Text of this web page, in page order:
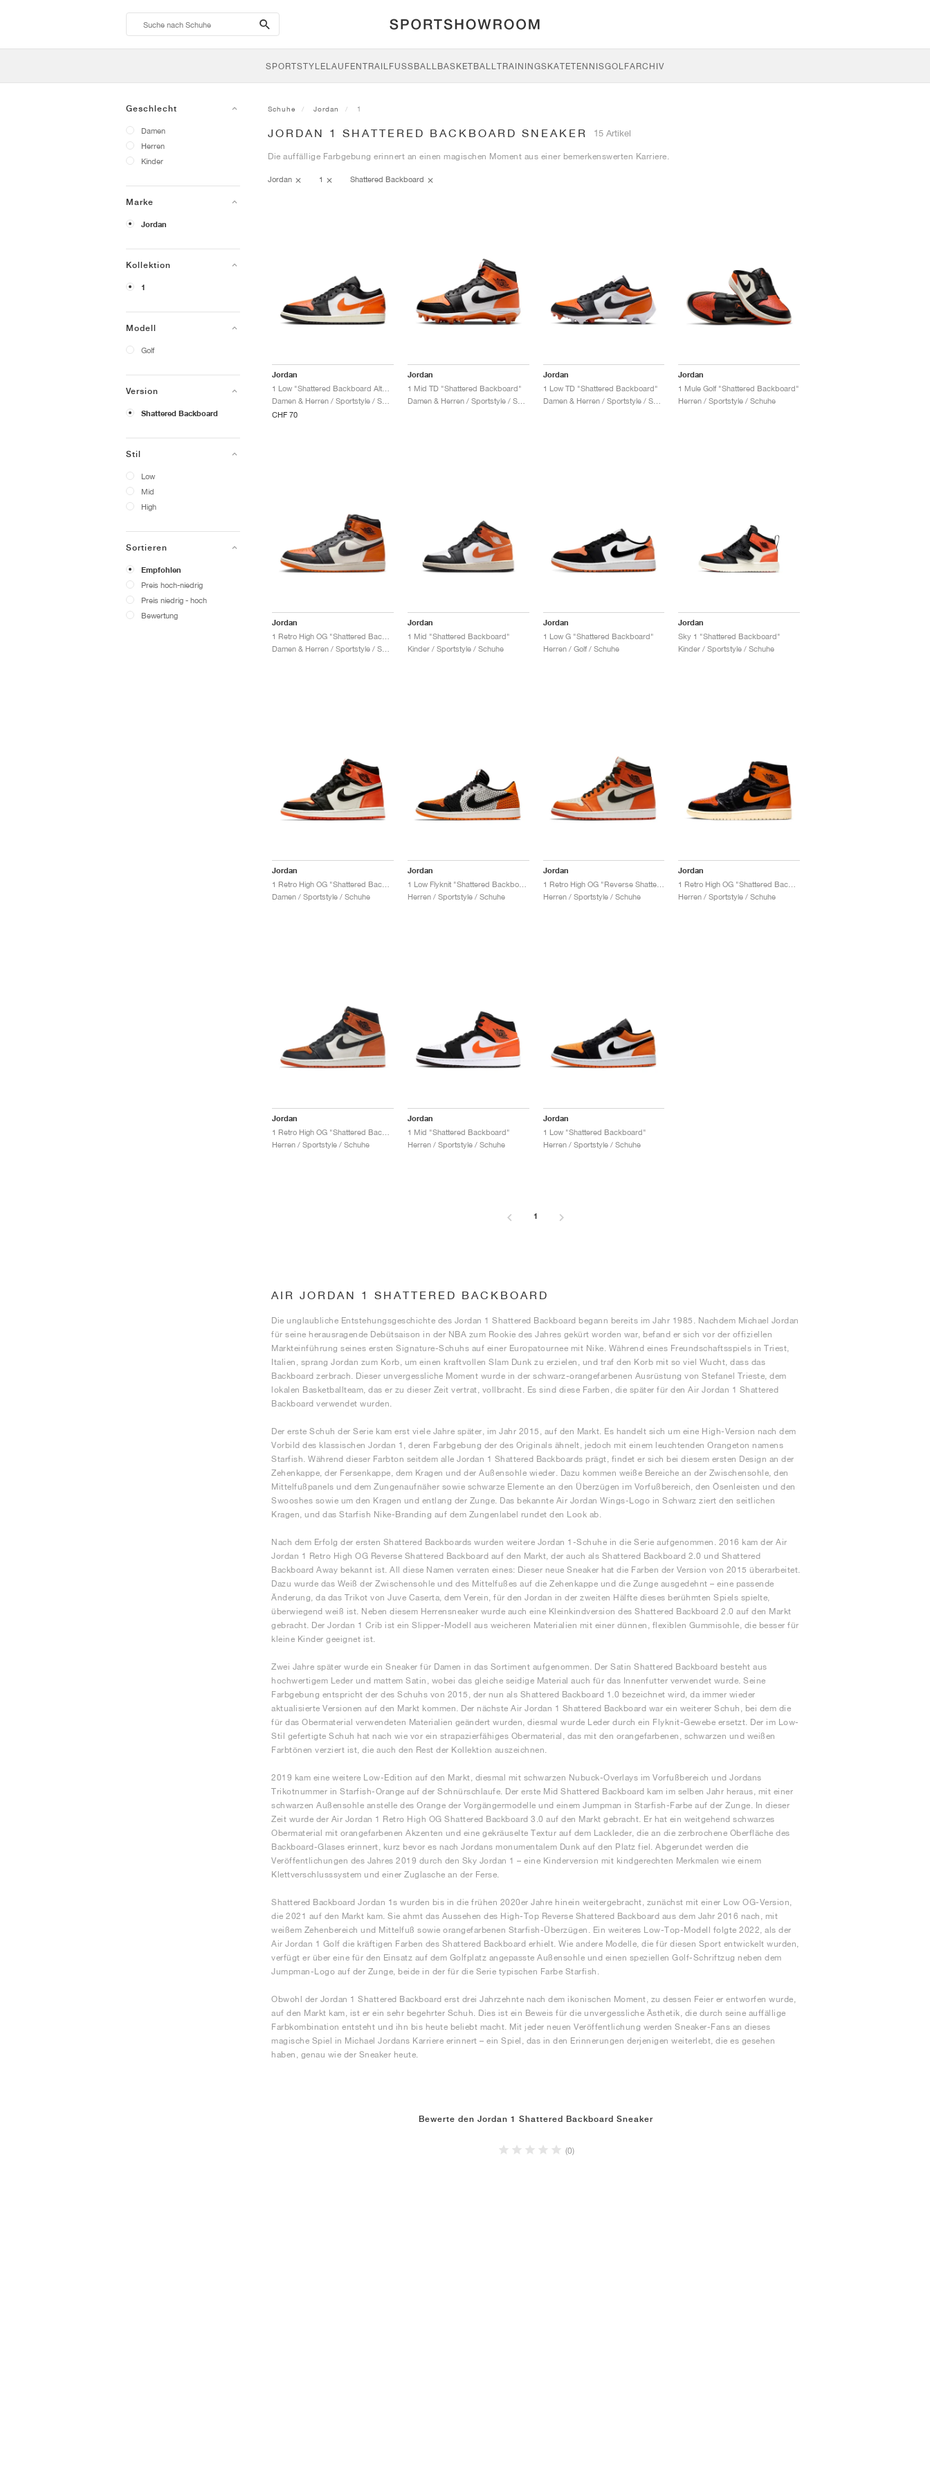
search-
btn
SPORTSTYLELAUFENTRAILFUSSBALL BASKETBALLTRAININGSKATETENNISGOLFARCHIV
Geschlecht
Damen
Herren
Kinder
Marke
Jordan
Kollektion
1
Modell
Golf
Version
Shattered Backboard
Stil
Low
Mid
High
Sortieren
Empfohlen
Preis hoch-niedrig
Preis niedrig - hoch
Bewertung
Schuhe Jordan 1
JORDAN 1 SHATTERED BACKBOARD SNEAKER 15 Artikel
Die auffällige Farbgebung erinnert an einen magischen Moment aus einer bemerkenswerten Karriere.
Jordan 1 Shattered Backboard
Jordan
CHF 70
Jordan
1 Mid TD "Shattered Backboard"
Damen & Herren / Sportstyle / Schuhe
Jordan
1 Low TD "Shattered Backboard"
Damen & Herren / Sportstyle / Schuhe
Jordan
1 Mule Golf "Shattered Backboard"
Herren / Sportstyle / Schuhe
Jordan Jordan
1 Mid "Shattered Backboard"
Kinder / Sportstyle / Schuhe
Jordan
1 Low G "Shattered Backboard"
Herren / Golf / Schuhe
Jordan
Sky 1 "Shattered Backboard"
Kinder / Sportstyle / Schuhe
Jordan
Damen / Sportstyle / Schuhe
Jordan
1 Low Flyknit "Shattered Backboard"
Herren / Sportstyle / Schuhe
Jordan
1 Retro High OG "Reverse Shattered Backboard"
Herren / Sportstyle / Schuhe
Jordan
Herren / Sportstyle / Schuhe
Jordan
Herren / Sportstyle / Schuhe
Jordan
1 Mid "Shattered Backboard"
Herren / Sportstyle / Schuhe
Jordan
1 Low "Shattered Backboard"
Herren / Sportstyle / Schuhe
1
AIR JORDAN 1 SHATTERED BACKBOARD
Die unglaubliche Entstehungsgeschichte des Jordan 1 Shattered Backboard begann bereits im Jahr 1985. Nachdem Michael Jordan
für seine herausragende Debütsaison in der NBA zum Rookie des Jahres gekürt worden war, befand er sich vor der offiziellen
Markteinführung seines ersten Signature-Schuhs auf einer Europatournee mit Nike. Während eines Freundschaftsspiels in Triest,
Italien, sprang Jordan zum Korb, um einen kraftvollen Slam Dunk zu erzielen, und traf den Korb mit so viel Wucht, dass das
Backboard zerbrach. Dieser unvergessliche Moment wurde in der schwarz-orangefarbenen Ausrüstung von Stefanel Trieste, dem
lokalen Basketballteam, das er zu dieser Zeit vertrat, vollbracht. Es sind diese Farben, die später für den Air Jordan 1 Shattered
Backboard verwendet wurden.
Der erste Schuh der Serie kam erst viele Jahre später, im Jahr 2015, auf den Markt. Es handelt sich um eine High-Version nach dem
Vorbild des klassischen Jordan 1, deren Farbgebung der des Originals ähnelt, jedoch mit einem leuchtenden Orangeton namens
Starfish. Während dieser Farbton seitdem alle Jordan 1 Shattered Backboards prägt, findet er sich bei diesem ersten Design an der
Zehenkappe, der Fersenkappe, dem Kragen und der Außensohle wieder. Dazu kommen weiße Bereiche an der Zwischensohle, den
Mittelfußpanels und dem Zungenaufnäher sowie schwarze Elemente an den Überzügen im Vorfußbereich, den Ösenleisten und den
Swooshes sowie um den Kragen und entlang der Zunge. Das bekannte Air Jordan Wings-Logo in Schwarz ziert den seitlichen
Kragen, und das Starfish Nike-Branding auf dem Zungenlabel rundet den Look ab.
Nach dem Erfolg der ersten Shattered Backboards wurden weitere Jordan 1-Schuhe in die Serie aufgenommen. 2016 kam der Air
Jordan 1 Retro High OG Reverse Shattered Backboard auf den Markt, der auch als Shattered Backboard 2.0 und Shattered
Backboard Away bekannt ist. All diese Namen verraten eines: Dieser neue Sneaker hat die Farben der Version von 2015 überarbeitet.
Dazu wurde das Weiß der Zwischensohle und des Mittelfußes auf die Zehenkappe und die Zunge ausgedehnt – eine passende
Änderung, da das Trikot von Juve Caserta, dem Verein, für den Jordan in der zweiten Hälfte dieses berühmten Spiels spielte,
überwiegend weiß ist. Neben diesem Herrensneaker wurde auch eine Kleinkindversion des Shattered Backboard 2.0 auf den Markt
gebracht. Der Jordan 1 Crib ist ein Slipper-Modell aus weicheren Materialien mit einer dünnen, flexiblen Gummisohle, die besser für
kleine Kinder geeignet ist.
Zwei Jahre später wurde ein Sneaker für Damen in das Sortiment aufgenommen. Der Satin Shattered Backboard besteht aus
hochwertigem Leder und mattem Satin, wobei das gleiche seidige Material auch für das Innenfutter verwendet wurde. Seine
Farbgebung entspricht der des Schuhs von 2015, der nun als Shattered Backboard 1.0 bezeichnet wird, da immer wieder
aktualisierte Versionen auf den Markt kommen. Der nächste Air Jordan 1 Shattered Backboard war ein weiterer Schuh, bei dem die
für das Obermaterial verwendeten Materialien geändert wurden, diesmal wurde Leder durch ein Flyknit-Gewebe ersetzt. Der im Low-
Stil gefertigte Schuh hat nach wie vor ein strapazierfähiges Obermaterial, das mit den orangefarbenen, schwarzen und weißen
Farbtönen verziert ist, die auch den Rest der Kollektion auszeichnen.
2019 kam eine weitere Low-Edition auf den Markt, diesmal mit schwarzen Nubuck-Overlays im Vorfußbereich und Jordans
Trikotnummer in Starfish-Orange auf der Schnürschlaufe. Der erste Mid Shattered Backboard kam im selben Jahr heraus, mit einer
schwarzen Außensohle anstelle des Orange der Vorgängermodelle und einem Jumpman in Starfish-Farbe auf der Zunge. In dieser
Zeit wurde der Air Jordan 1 Retro High OG Shattered Backboard 3.0 auf den Markt gebracht. Er hat ein weitgehend schwarzes
Obermaterial mit orangefarbenen Akzenten und eine gekräuselte Textur auf dem Lackleder, die an die zerbrochene Oberfläche des
Backboard-Glases erinnert, kurz bevor es nach Jordans monumentalem Dunk auf den Platz fiel. Abgerundet werden die
Veröffentlichungen des Jahres 2019 durch den Sky Jordan 1 – eine Kinderversion mit kindgerechten Merkmalen wie einem
Klettverschlusssystem und einer Zuglasche an der Ferse.
Shattered Backboard Jordan 1s wurden bis in die frühen 2020er Jahre hinein weitergebracht, zunächst mit einer Low OG-Version,
die 2021 auf den Markt kam. Sie ahmt das Aussehen des High-Top Reverse Shattered Backboard aus dem Jahr 2016 nach, mit
weißem Zehenbereich und Mittelfuß sowie orangefarbenen Starfish-Überzügen. Ein weiteres Low-Top-Modell folgte 2022, als der
Air Jordan 1 Golf die kräftigen Farben des Shattered Backboard erhielt. Wie andere Modelle, die für diesen Sport entwickelt wurden,
verfügt er über eine für den Einsatz auf dem Golfplatz angepasste Außensohle und einen speziellen Golf-Schriftzug neben dem
Jumpman-Logo auf der Zunge, beide in der für die Serie typischen Farbe Starfish.
Obwohl der Jordan 1 Shattered Backboard erst drei Jahrzehnte nach dem ikonischen Moment, zu dessen Feier er entworfen wurde,
auf den Markt kam, ist er ein sehr begehrter Schuh. Dies ist ein Beweis für die unvergessliche Ästhetik, die durch seine auffällige
Farbkombination entsteht und ihn bis heute beliebt macht. Mit jeder neuen Veröffentlichung werden Sneaker-Fans an dieses
magische Spiel in Michael Jordans Karriere erinnert – ein Spiel, das in den Erinnerungen derjenigen weiterlebt, die es gesehen
haben, genau wie der Sneaker heute.
Bewerte den Jordan 1 Shattered Backboard Sneaker
(0)